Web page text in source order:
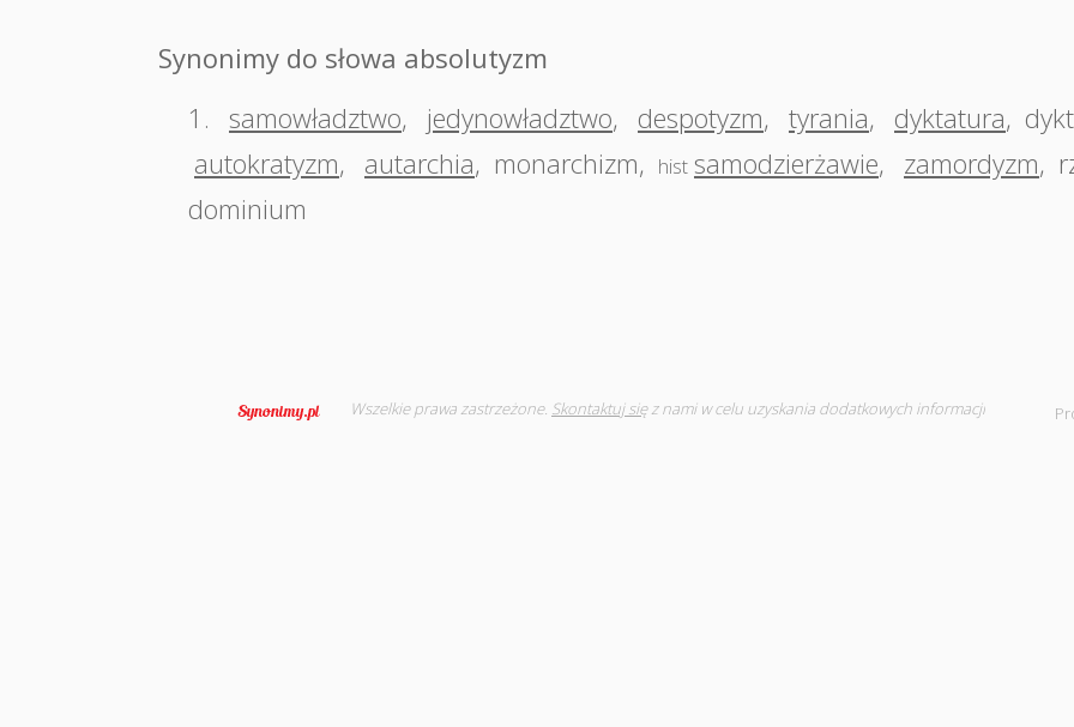
Synonimy do słowa absolutyzm
1.
samowładztwo, jedynowładztwo, despotyzm, tyrania, dyktatura,
autokratyzm, autarchia, monarchizm, hist samodzierżawie, zamordyzm,
dominium
Wszelkie prawa zastrzeżone. Skontaktuj sięz nami w celu uzyskania dodatkowych informacji